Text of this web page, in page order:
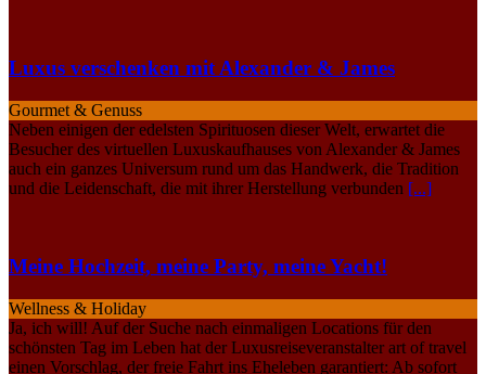
Luxus verschenken mit Alexander & James
Gourmet & Genuss
Neben einigen der edelsten Spirituosen dieser Welt, erwartet die
Besucher des virtuellen Luxuskaufhauses von Alexander & James
auch ein ganzes Universum rund um das Handwerk, die Tradition
und die Leidenschaft, die mit ihrer Herstellung verbunden [...]
Meine Hochzeit, meine Party, meine Yacht!
Wellness & Holiday
Ja, ich will! Auf der Suche nach einmaligen Locations für den
schönsten Tag im Leben hat der Luxusreiseveranstalter art of travel
einen Vorschlag, der freie Fahrt ins Eheleben garantiert: Ab sofort